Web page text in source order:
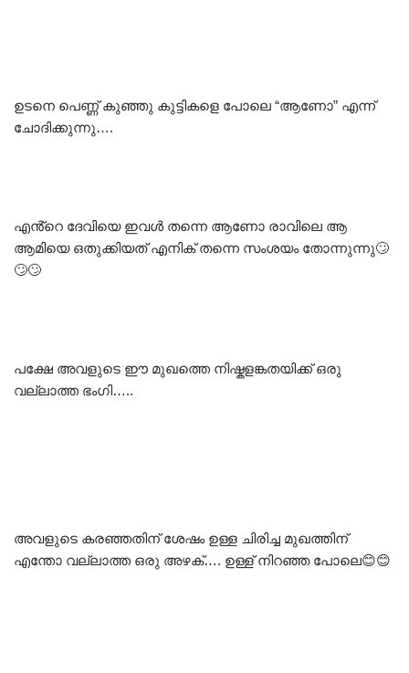
ഉടനെ പെണ്ണ് കുഞ്ഞു കുട്ടികളെ പോലെ “ആണോ” എന്ന്
ചോദിക്കുന്നു….
എൻ്റെ ദേവിയെ ഇവൾ തന്നെ ആണോ രാവിലെ ആ
ആമിയെ ഒതുക്കിയത് എനിക് തന്നെ സംശയം തോന്നുന്നു🙄
🙄🙄
പക്ഷേ അവളുടെ ഈ മുഖത്തെ നിഷ്കളങ്കതയിക്ക് ഒരു
വല്ലാത്ത ഭംഗി…..
അവളുടെ കരഞ്ഞതിന് ശേഷം ഉള്ള ചിരിച്ച മുഖത്തിന്
എന്തോ വല്ലാത്ത ഒരു അഴക്…. ഉള്ള് നിറഞ്ഞ പോലെ😊😊